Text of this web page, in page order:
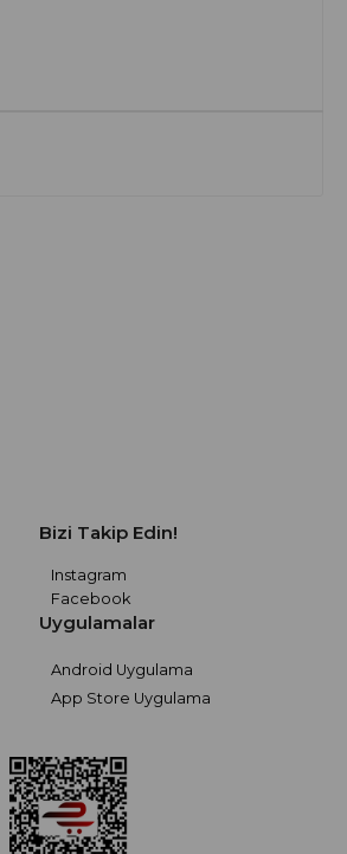
Bizi Takip Edin!
Instagram
Facebook
Uygulamalar
Android Uygulama
App Store Uygulama